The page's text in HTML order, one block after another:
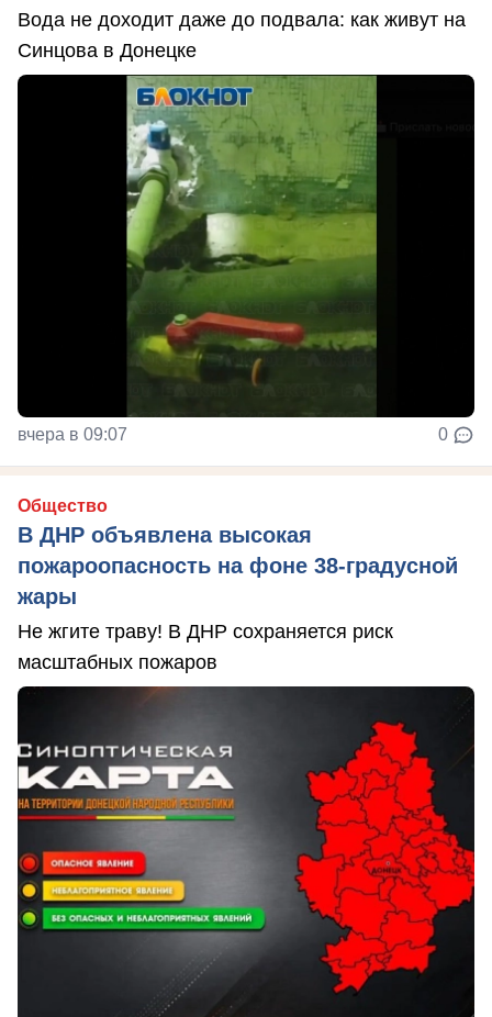
Вода не доходит даже до подвала: как живут на
Синцова в Донецке
вчера в 09:07 0
Общество
В ДНР объявлена высокая
пожароопасность на фоне 38-градусной
жары
Не жгите траву! В ДНР сохраняется риск
масштабных пожаров